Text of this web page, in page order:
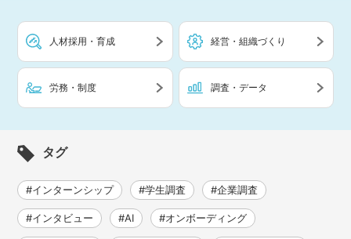
人材採用・育成 経営・組織づくり
労務・制度 調査・データ
タグ
#インターンシップ #学生調査 #企業調査
#インタビュー #AI #オンボーディング